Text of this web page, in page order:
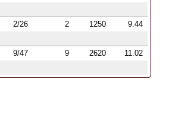
2/26 2 1250
9.44
9/47 9 2620
11.02